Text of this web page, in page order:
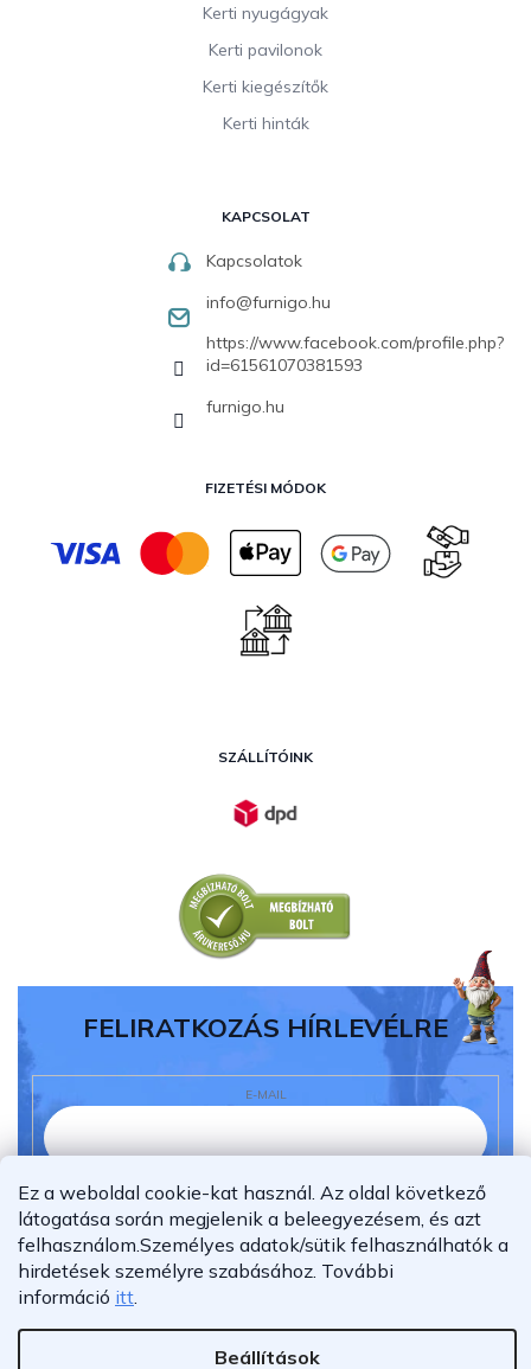
Ez a weboldal cookie-kat használ. Az oldal következő
látogatása során megjelenik a beleegyezésem, és azt
felhasználom.Személyes adatok/sütik felhasználhatók a
hirdetések személyre szabásához. További
információ itt.
Beállítások
Kerti nyugágyak
Kerti pavilonok
Kerti kiegészítők
Kerti hinták
KAPCSOLAT
Kapcsolatok
info@furnigo.hu
https://www.facebook.com/profile.php?
id=61561070381593
furnigo.hu
FIZETÉSI MÓDOK
SZÁLLÍTÓINK
FELIRATKOZÁS HÍRLEVÉLRE
E-MAIL
Elolvastam és megértettem azadatvédelmi
nyilatkozatot.
Feliratkozás
Shoptet Premium készítette